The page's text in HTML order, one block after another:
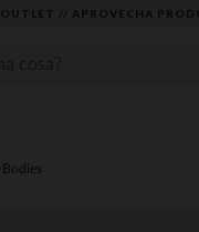
OUTLET // APROVECHA
Bodies